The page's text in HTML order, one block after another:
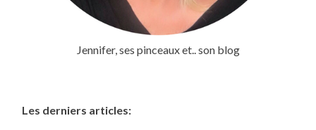
Jennifer, ses pinceaux et.. son blog
Les derniers articles: